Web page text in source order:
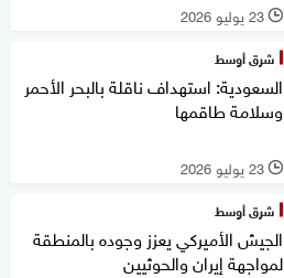
l 23 يوليو 2026
شرق أوسط
السعودية: استهداف ناقلة بالبحر الأحمر
وسلامة طاقمها
l 23 يوليو 2026
شرق أوسط
الجيش الأميركي يعزز وجوده بالمنطقة
لمواجهة إيران والحوثيين